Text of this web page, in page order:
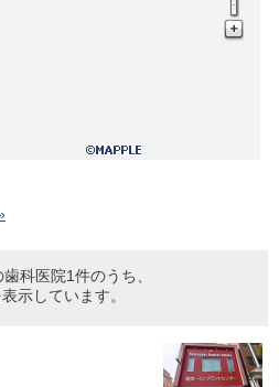
科医院1件のうち、
示しています。